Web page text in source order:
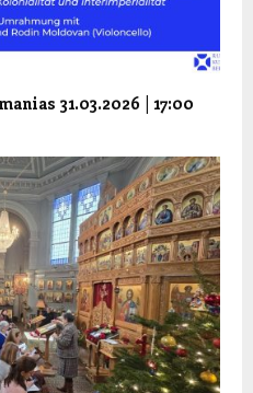
31.03.2026 | 17:00